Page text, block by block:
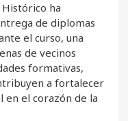
Histórico ha
de diplomas
el curso, una
de vecinos
formativas,
a fortalecer
en el corazón de la